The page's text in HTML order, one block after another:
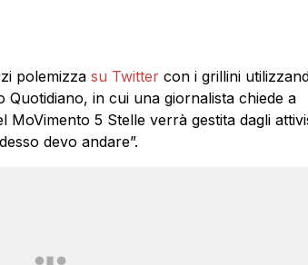
polemizza su Twittercon i grillini
Quotidiano, in cui una giornalista chiede a
5 Stelle verrà gestita dagli
devo andare”.